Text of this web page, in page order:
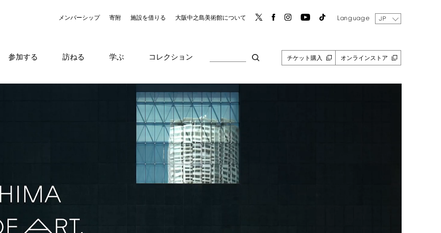
メンバーシップ 寄附 施設を借りる 大阪中之島美術館について Language JP
参加する 訪ねる 学ぶ コレクション チケット購入 オンラインストア